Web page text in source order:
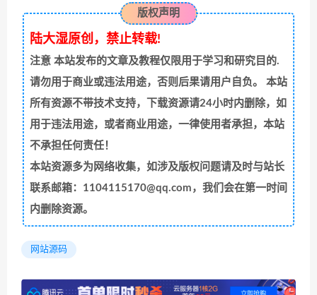
版权声明
陆大湿原创，禁止转载!
注意本站发布的文章及教程仅限用于学习和研究目的.
请勿用于商业或违法用途，否则后果请用户自负。 本站
所有资源不带技术支持，下载资源请24小时内删除，如
用于违法用途，或者商业用途，一律使用者承担，本站
不承担任何责任！
本站资源多为网络收集，如涉及版权问题请及时与站长
联系邮箱：1104115170@qq.com，我们会在第一时间
内删除资源。
网站源码